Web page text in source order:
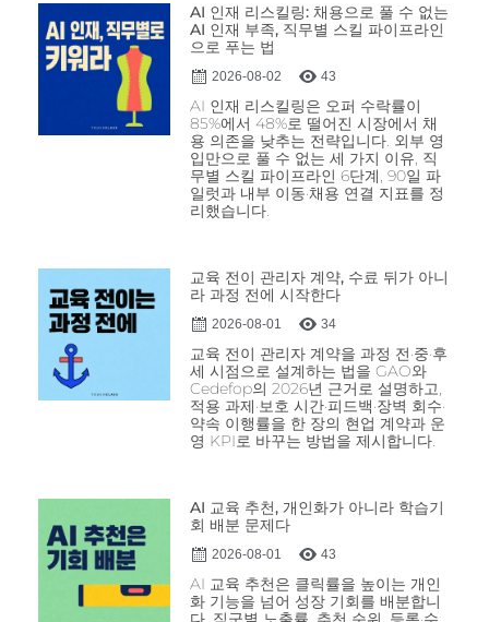
AI 인재 리스킬링: 채용으로 풀 수 없는
AI 인재 부족, 직무별 스킬 파이프라인
으로 푸는 법
2026-08-02 43
AI 인재 리스킬링은 오퍼 수락률이
85%에서 48%로 떨어진 시장에서 채
용 의존을 낮추는 전략입니다. 외부 영
입만으로 풀 수 없는 세 가지 이유, 직
무별 스킬 파이프라인 6단계, 90일 파
일럿과 내부 이동·채용 연결 지표를 정
리했습니다.
교육 전이 관리자 계약, 수료 뒤가 아니
라 과정 전에 시작한다
2026-08-01 34
교육 전이 관리자 계약을 과정 전·중·후
세 시점으로 설계하는 법을 GAO와
Cedefop의 2026년 근거로 설명하고,
적용 과제·보호 시간·피드백·장벽 회수·
약속 이행률을 한 장의 현업 계약과 운
영 KPI로 바꾸는 방법을 제시합니다.
AI 교육 추천, 개인화가 아니라 학습기
회 배분 문제다
2026-08-01 43
AI 교육 추천은 클릭률을 높이는 개인
화 기능을 넘어 성장 기회를 배분합니